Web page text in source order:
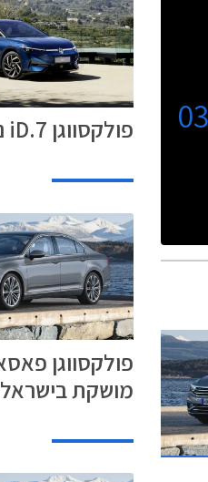
פולקסווגן iD.7 נחשפת
מושקת בישראל